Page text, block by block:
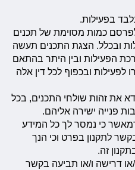
בפעילות.
כמות מסוימת של תכנים
ובכלל. הצגת התכנים תעשה
הפעילות ובין היתר בהתאם
לפעילות ובכפוף לכל דין אלה
את זהות שולחי התכנים, בכל
פנייה ישירה אליהם.
כי נמסר לך כל המידע
לתקנון בפרט וכי הנך
זה.
דרישה ו/או תביעה בקשר